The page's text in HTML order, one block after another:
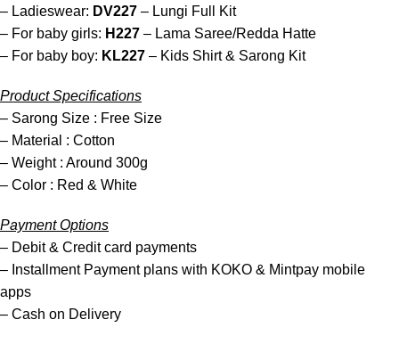
– Ladieswear: DV227 – Lungi Full Kit
– For baby girls: H227 – Lama Saree/Redda Hatte
– For baby boy: KL227 – Kids Shirt & Sarong Kit
Product Specifications
– Sarong Size : Free Size
– Material : Cotton
– Weight : Around 300g
– Color : Red & White
Payment Options
– Debit & Credit card payments
– Installment Payment plans with KOKO & Mintpay mobile
apps
– Cash on Delivery